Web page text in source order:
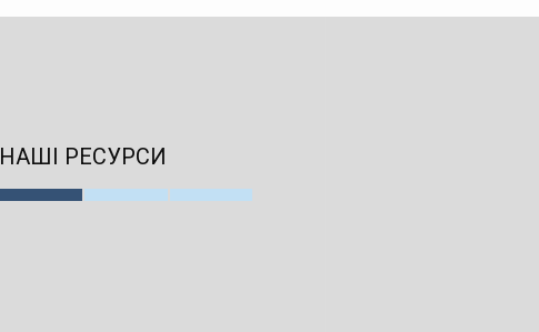
НАШІ РЕСУРСИ